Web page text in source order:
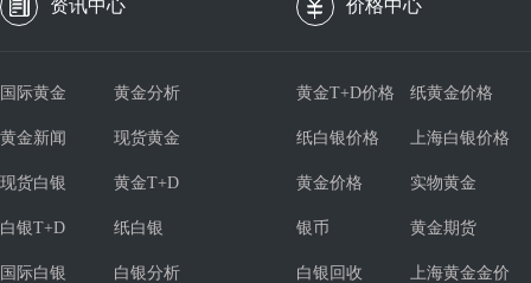
资讯中心 价格中心
国际黄金 黄金分析
黄金新闻 现货黄金
现货白银 黄金T+D
白银T+D 纸白银
国际白银 白银分析
黄金T+D价格 纸黄金价格
纸白银价格 上海白银价格
黄金价格 实物黄金
银币 黄金期货
白银回收 上海黄金金价